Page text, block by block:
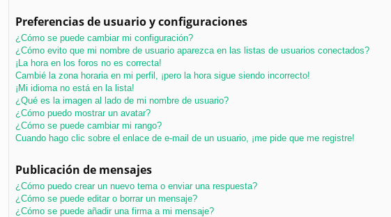
Preferencias de usuario y configuraciones
¿Cómo se puede cambiar mi configuración?
¿Cómo evito que mi nombre de usuario aparezca en las listas de usuarios conectados?
¡La hora en los foros no es correcta!
Cambié la zona horaria en mi perfil, ¡pero la hora sigue siendo incorrecto!
¡Mi idioma no está en la lista!
¿Qué es la imagen al lado de mi nombre de usuario?
¿Cómo puedo mostrar un avatar?
¿Cómo se puede cambiar mi rango?
Cuando hago clic sobre el enlace de e-mail de un usuario, ¡me pide que me registre!
Publicación de mensajes
¿Cómo puedo crear un nuevo tema o enviar una respuesta?
¿Cómo se puede editar o borrar un mensaje?
¿Cómo se puede añadir una firma a mi mensaje?